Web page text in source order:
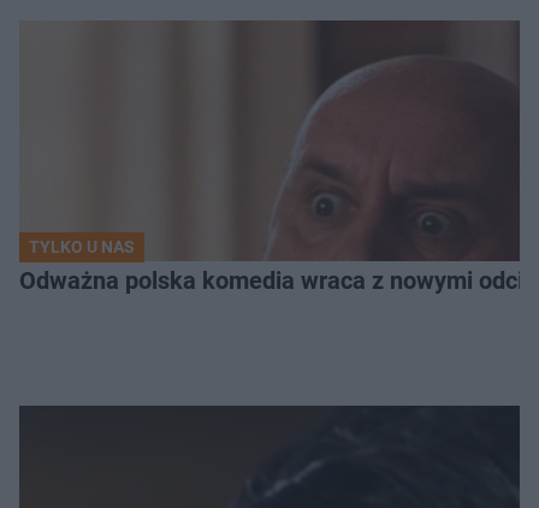
TYLKO U NAS
Odważna polska komedia wraca z nowymi